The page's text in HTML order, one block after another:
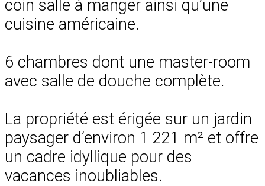
coin salle à manger ainsi qu’une
cuisine américaine.
6 chambres dont une master-room
avec salle de douche complète.
La propriété est érigée sur un jardin
paysager d’environ 1 221 m² et offre
un cadre idyllique pour des
vacances inoubliables.